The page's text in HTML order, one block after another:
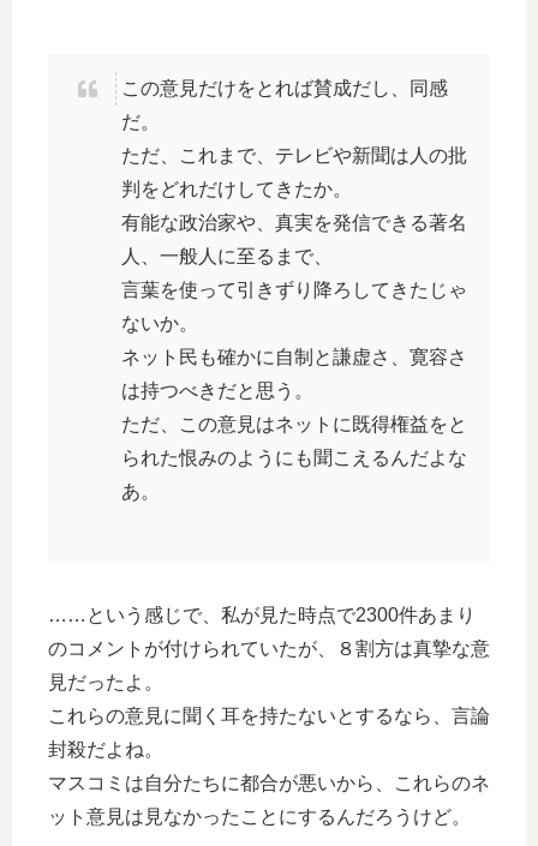
この意見だけをとれば賛成だし、同感
だ。
ただ、これまで、テレビや新聞は人の批
判をどれだけしてきたか。
有能な政治家や、真実を発信できる著名
人、一般人に至るまで、
言葉を使って引きずり降ろしてきたじゃ
ないか。
ネット民も確かに自制と謙虚さ、寛容さ
は持つべきだと思う。
ただ、この意見はネットに既得権益をと
られた恨みのようにも聞こえるんだよな
あ。
……という感じで、私が見た時点で2300件あまり
のコメントが付けられていたが、８割方は真摯な意
見だったよ。
これらの意見に聞く耳を持たないとするなら、言論
封殺だよね。
マスコミは自分たちに都合が悪いから、これらのネ
ット意見は見なかったことにするんだろうけど。